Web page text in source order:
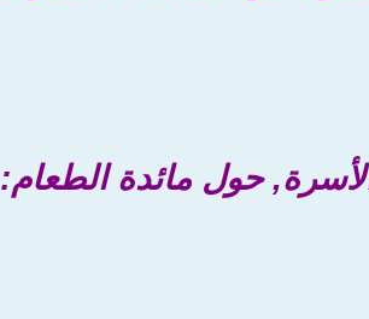
حول مائدة الطعام: